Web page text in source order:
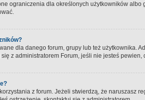
ograniczenia dla określonych użytkowników
dla danego forum, grupy lub też użytkownika.
się z administratorem Forum, jeśli nie jesteś
z forum. Jeżeli stwierdzą, że naruszasz